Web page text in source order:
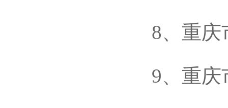
8、重庆
9、重庆